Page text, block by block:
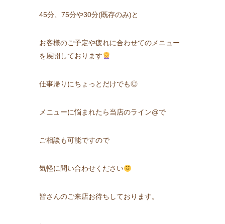
45分、75分や30分(既存のみ)と
お客様のご予定や疲れに合わせてのメニュー
を展開しております
仕事帰りにちょっとだけでも◎
メニューに悩まれたら当店のライン@で
ご相談も可能ですので
気軽に問い合わせください
皆さんのご来店お待ちしております。